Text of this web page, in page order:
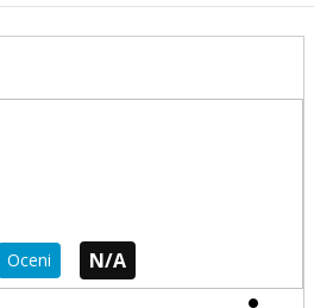
Oceni N/A